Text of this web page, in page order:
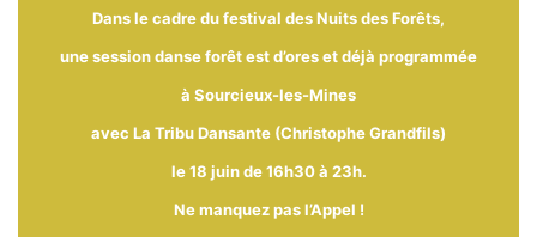
Dans le cadre du festival des Nuits des Forêts,
une session danse forêt est d’ores et déjà programmée
à Sourcieux-les-Mines
avec La Tribu Dansante (Christophe Grandfils)
le 18 juin de 16h30 à 23h.
Ne manquez pas l’Appel !